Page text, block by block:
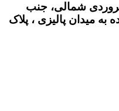
شمالی، جنب
میدان پالیزی ، پلاک